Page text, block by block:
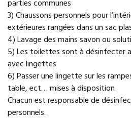
parties communes
3) Chaussons personnels pour
extérieures rangées dans un sac
4) Lavage des mains savon ou
5) Les toilettes sont à désinfecter
avec lingettes
6) Passer une lingette sur les
table, ect… mises à disposition
Chacun est responsable de
personnels.